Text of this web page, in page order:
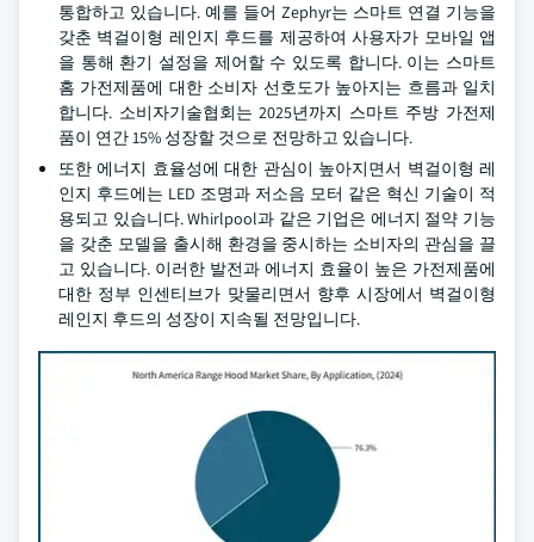
통합하고 있습니다. 예를 들어 Zephyr는 스마트 연결 기능을
갖춘 벽걸이형 레인지 후드를 제공하여 사용자가 모바일 앱
을 통해 환기 설정을 제어할 수 있도록 합니다. 이는 스마트
홈 가전제품에 대한 소비자 선호도가 높아지는 흐름과 일치
합니다. 소비자기술협회는 2025년까지 스마트 주방 가전제
품이 연간 15% 성장할 것으로 전망하고 있습니다.
또한 에너지 효율성에 대한 관심이 높아지면서 벽걸이형 레
인지 후드에는 LED 조명과 저소음 모터 같은 혁신 기술이 적
용되고 있습니다. Whirlpool과 같은 기업은 에너지 절약 기능
을 갖춘 모델을 출시해 환경을 중시하는 소비자의 관심을 끌
고 있습니다. 이러한 발전과 에너지 효율이 높은 가전제품에
대한 정부 인센티브가 맞물리면서 향후 시장에서 벽걸이형
레인지 후드의 성장이 지속될 전망입니다.